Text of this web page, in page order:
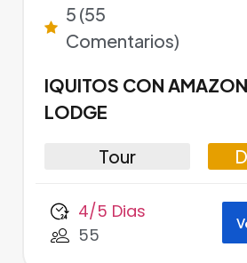
5 (55
Comentarios)
IQUITOS CON
LODGE
Tour
4/5 Dias
55